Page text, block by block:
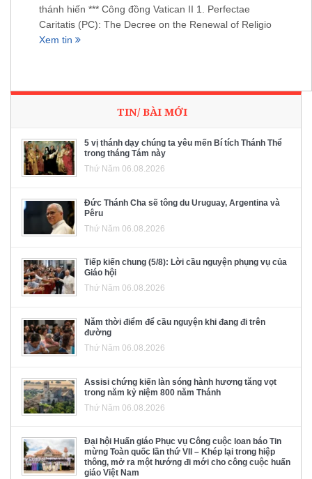
thánh hiến *** Công đồng Vatican II 1. Perfectae
Caritatis (PC): The Decree on the Renewal of Religio
Xem tin
TIN/ BÀI MỚI
5 vị thánh dạy chúng ta yêu mến Bí tích Thánh Thể
trong tháng Tám này
Thứ Năm 06.08.2026
Đức Thánh Cha sẽ tông du Uruguay, Argentina và
Pêru
Thứ Năm 06.08.2026
Tiếp kiến chung (5/8): Lời cầu nguyện phụng vụ của
Giáo hội
Thứ Năm 06.08.2026
Năm thời điểm để cầu nguyện khi đang đi trên
đường
Thứ Năm 06.08.2026
Assisi chứng kiến làn sóng hành hương tăng vọt
trong năm kỷ niệm 800 năm Thánh
Thứ Năm 06.08.2026
Đại hội Huấn giáo Phục vụ Công cuộc loan báo Tin
mừng Toàn quốc lần thứ VII – Khép lại trong hiệp
thông, mở ra một hướng đi mới cho công cuộc huấn
giáo Việt Nam